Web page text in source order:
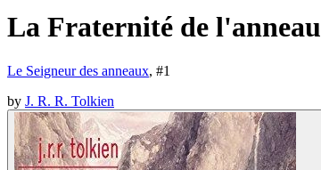
La Fraternité de l'anneau
Le Seigneur des anneaux, #1
by J. R. R. Tolkien